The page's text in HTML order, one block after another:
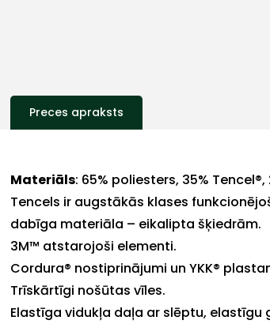
Preces apraksts
Materiāls: 65% poliesters, 35%
Tencels ir augstākās klases
dabīga materiāla – eikalipta šķiedrām.
3M™ atstarojoši elementi.
Cordura® nostiprinājumi un YKK®
Trīskārtīgi nošūtas vīles.
Elastīga vidukļa daļa ar slēptu,
ar
+